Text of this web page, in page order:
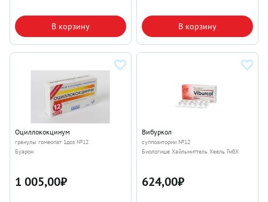
В корзину В корзину
Оциллококцинум
гранулы гомеопат 1доз №12
Буарон
1 005,00₽
Вибуркол
суппозитории №12
Биологише Хайльмиттель Хеель ГмбХ
624,00₽